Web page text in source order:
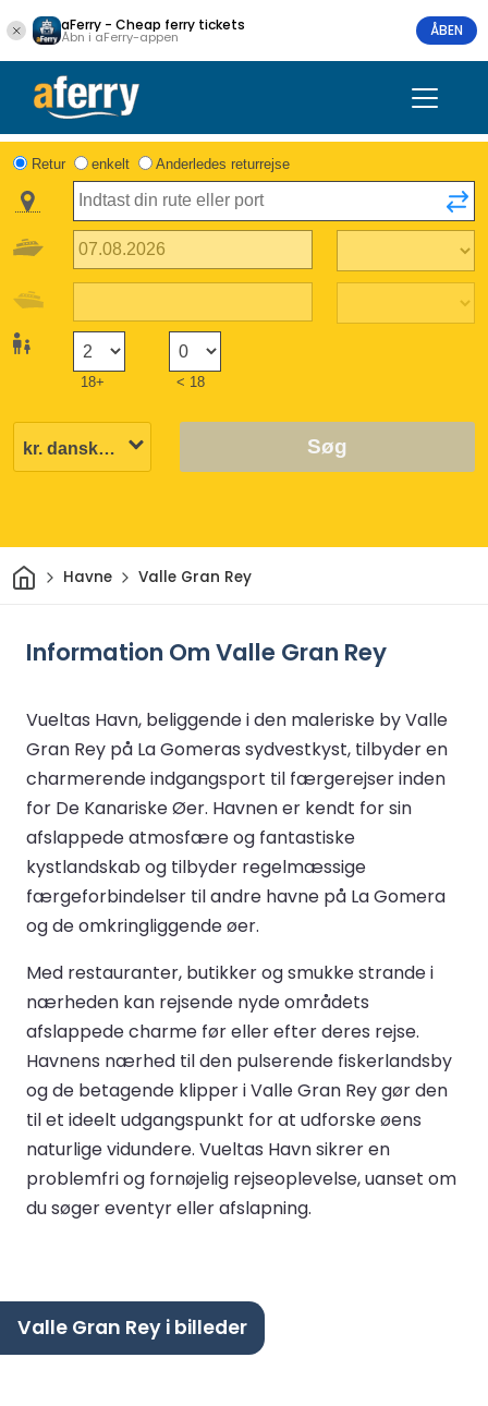
aFerry - Cheap ferry tickets
Åbn i aFerry-appen ÅBEN
Retur enkelt Anderledes returrejse
18+ < 18
Søg
HjemHavne Valle Gran Rey
Information Om Valle Gran Rey
Vueltas Havn, beliggende i den maleriske by Valle
Gran Rey på La Gomeras sydvestkyst, tilbyder en
charmerende indgangsport til færgerejser inden
for De Kanariske Øer. Havnen er kendt for sin
afslappede atmosfære og fantastiske
kystlandskab og tilbyder regelmæssige
færgeforbindelser til andre havne på La Gomera
og de omkringliggende øer.
Med restauranter, butikker og smukke strande i
nærheden kan rejsende nyde områdets
afslappede charme før eller efter deres rejse.
Havnens nærhed til den pulserende fiskerlandsby
og de betagende klipper i Valle Gran Rey gør den
til et ideelt udgangspunkt for at udforske øens
naturlige vidundere. Vueltas Havn sikrer en
problemfri og fornøjelig rejseoplevelse, uanset om
du søger eventyr eller afslapning.
Valle Gran Rey i billeder